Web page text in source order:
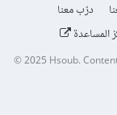
درّب معنا
المساعدة
© 2025Hsoub.